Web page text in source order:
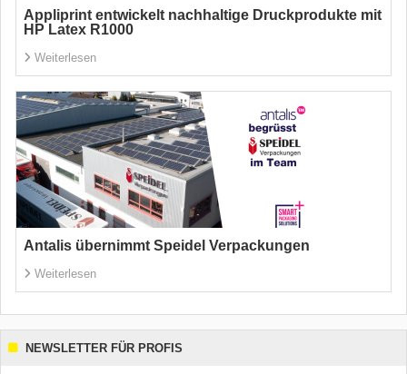
Appliprint entwickelt nachhaltige Druckprodukte mit
HP Latex R1000
Weiterlesen
Antalis übernimmt Speidel Verpackungen
Weiterlesen
NEWSLETTER FÜR PROFIS